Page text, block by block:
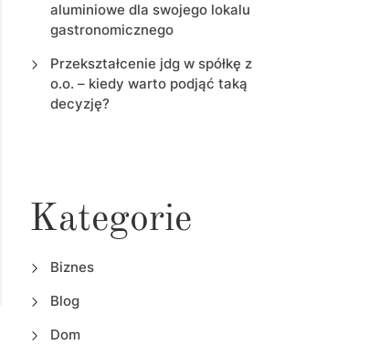
aluminiowe dla swojego lokalu
gastronomicznego
Przekształcenie jdg w spółkę z
o.o. – kiedy warto podjąć taką
decyzję?
Kategorie
Biznes
Blog
Dom